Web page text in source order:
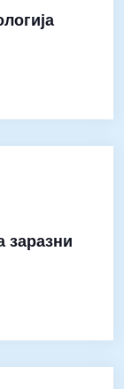
заразни